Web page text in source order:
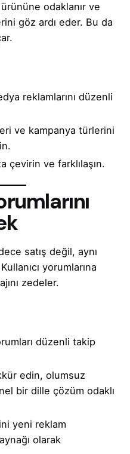
odaklanır ve
göz ardı eder. Bu da
reklamlarını düzenli
ve kampanya türlerini
çevirin ve farklılaşın.
satış değil, aynı
yorumlarına
zedeler.
düzenli takip
edin, olumsuz
bir dille çözüm odaklı
yeni reklam
olarak